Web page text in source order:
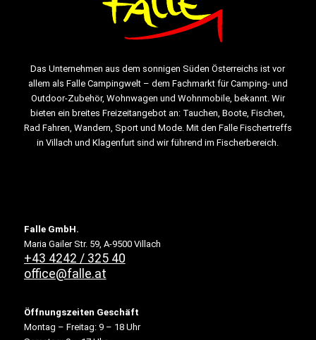
Das Unternehmen aus dem sonnigen Süden Österreichs ist vor
allem als Falle Campingwelt – dem Fachmarkt für Camping- und
Outdoor-Zubehör, Wohnwagen und Wohnmobile, bekannt. Wir
bieten ein breites Freizeitangebot an: Tauchen, Boote, Fischen,
Rad Fahren, Wandern, Sport und Mode. Mit den Falle Fischertreffs
in Villach und Klagenfurt sind wir führend im Fischerbereich.
Falle GmbH.
Maria Gailer Str. 59, A-9500 Villach
+43 4242 / 325 40
office@falle.at
Öffnungszeiten Geschäft
Montag – Freitag: 9 – 18 Uhr